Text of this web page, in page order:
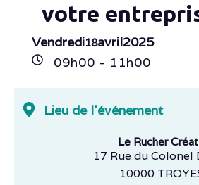
votre
Vendredi18avril2025
09h00 - 11h00
Lieu de l'événement
Le Rucher
17 Rue du Colonel
10000